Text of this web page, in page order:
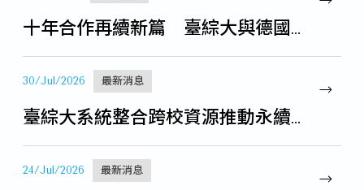
十年合作再續新篇 臺綜大與德國
理工大學聯盟TU9完成合作備忘錄
續簽
30/Jul/2026 最新消息
臺綜大系統整合跨校資源推動永續
發展研究 響應聯合國永續發展目
標
24/Jul/2026 最新消息
臺
灣
綜
合
大
學
系